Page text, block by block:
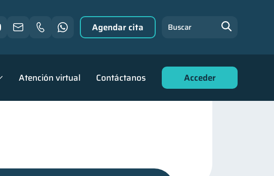
Atención virtual Contáctanos Acceder
Agendar cita Buscar